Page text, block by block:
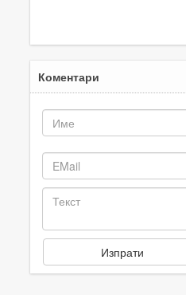
Коментари